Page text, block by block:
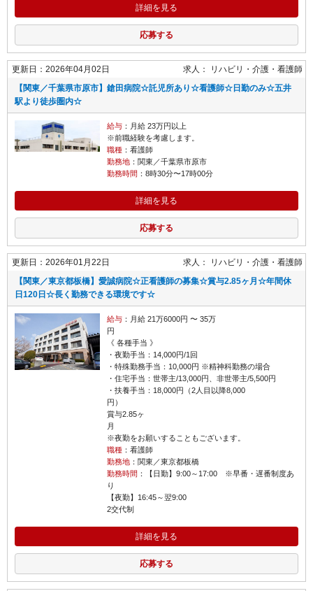
詳細を見る
応募する
更新日：2026年04月02日 求人： リハビリ・介護
看護師
【関東／千葉県市原市】鎗田病院☆託児所あり☆看護師☆日勤のみ☆五井
駅より徒歩圏内☆
給与：月給 23万円以上
※前職経験を考慮します。
職種：看護師
勤務地：関東／千葉県市原市
勤務時間 ：8時30分〜17時00分
詳細を見る
応募する
更新日：2026年01月22日 求人： リハビリ・介護
看護師
【関東／東京都板橋】愛誠病院☆正看護師の募集☆賞与2.85ヶ月☆年間休
日120日☆長く勤務できる環境です☆
給与：月給 21万6000円 〜 35万
《 各種手当 》
・夜勤手当：14,000円/1回
・特殊勤務手当：10,000円 ※精神科勤務の場合
・住宅手当：世帯主/13,000円、非世帯主/5,500円
・扶養手当：18,000円（2人目以降8,000
円
賞与2.85ヶ
※夜勤をお願いすることもございます。
職種：看護師
勤務地：関東／東京都板橋
勤務時間 ：【日勤】9:00～17:00 ※早番・遅番制度あ
【夜勤】16:45～翌9:00
2交代制
詳細を見る
応募する